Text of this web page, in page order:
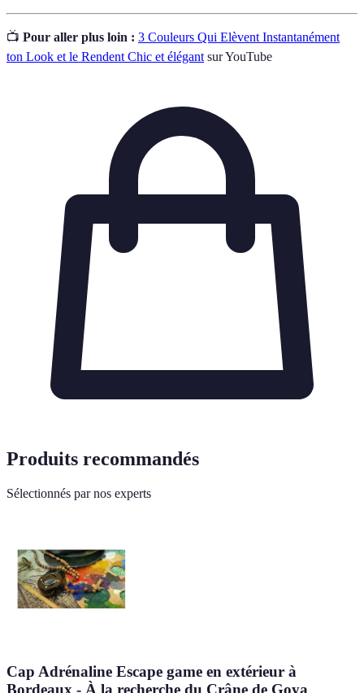
📺 Pour aller plus loin : 3 Couleurs Qui Elèvent Instantanément
ton Look et le Rendent Chic et élégant sur YouTube
Produits recommandés
Sélectionnés par nos experts
Cap Adrénaline Escape game en extérieur à
Bordeaux - À la recherche du Crâne de Goya